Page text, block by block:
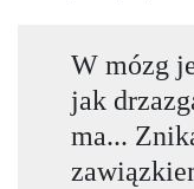
W mózg
jak
ma...